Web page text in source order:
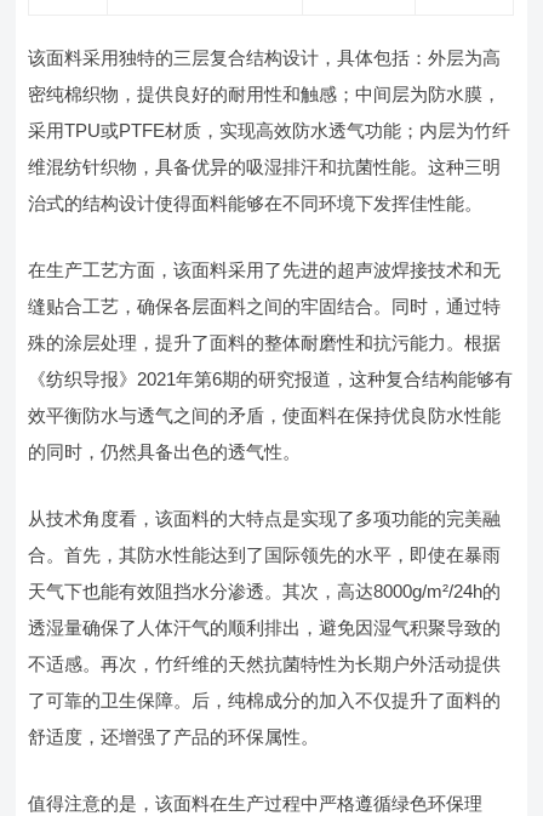
该面料采用独特的三层复合结构设计，具体包括：外层为高
密纯棉织物，提供良好的耐用性和触感；中间层为防水膜，
采用TPU或PTFE材质，实现高效防水透气功能；内层为竹纤
维混纺针织物，具备优异的吸湿排汗和抗菌性能。这种三明
治式的结构设计使得面料能够在不同环境下发挥佳性能。
在生产工艺方面，该面料采用了先进的超声波焊接技术和无
缝贴合工艺，确保各层面料之间的牢固结合。同时，通过特
殊的涂层处理，提升了面料的整体耐磨性和抗污能力。根据
《纺织导报》2021年第6期的研究报道，这种复合结构能够有
效平衡防水与透气之间的矛盾，使面料在保持优良防水性能
的同时，仍然具备出色的透气性。
从技术角度看，该面料的大特点是实现了多项功能的完美融
合。首先，其防水性能达到了国际领先的水平，即使在暴雨
天气下也能有效阻挡水分渗透。其次，高达8000g/m²/24h的
透湿量确保了人体汗气的顺利排出，避免因湿气积聚导致的
不适感。再次，竹纤维的天然抗菌特性为长期户外活动提供
了可靠的卫生保障。后，纯棉成分的加入不仅提升了面料的
舒适度，还增强了产品的环保属性。
值得注意的是，该面料在生产过程中严格遵循绿色环保理